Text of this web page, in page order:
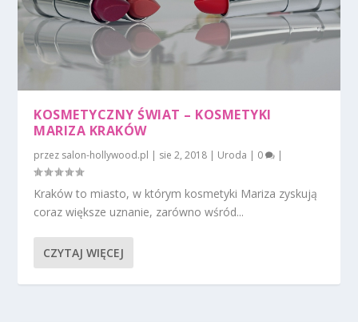
KOSMETYCZNY ŚWIAT – KOSMETYKI
MARIZA KRAKÓW
przez salon-hollywood.pl | sie 2, 2018 | Uroda | 0 |
Kraków to miasto, w którym kosmetyki Mariza zyskują
coraz większe uznanie, zarówno wśród...
CZYTAJ WIĘCEJ